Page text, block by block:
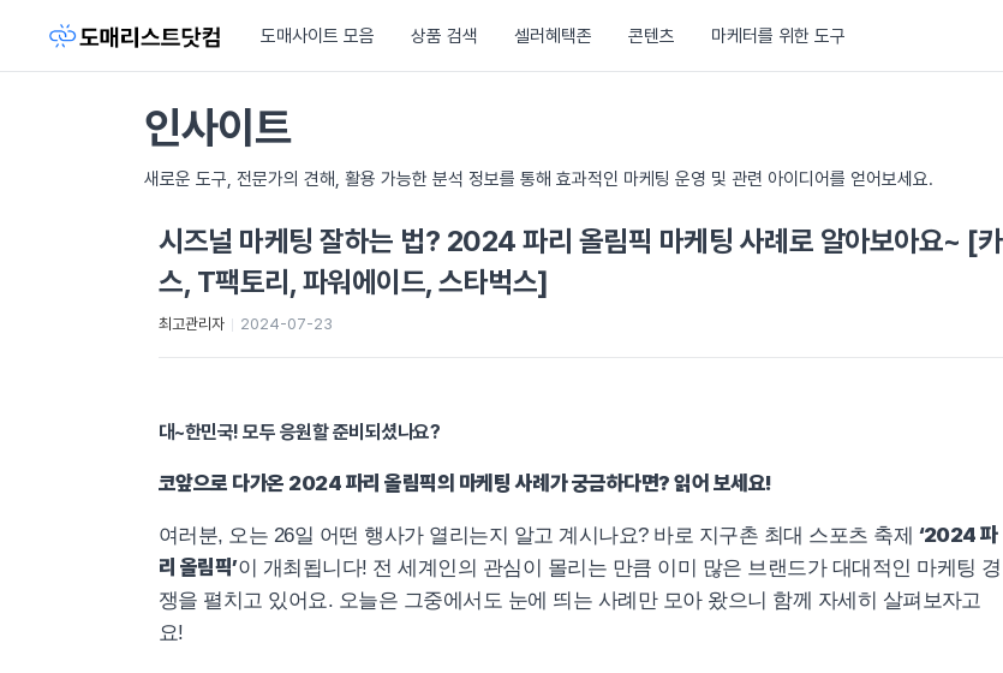
도매사이트 모음 상품 검색 셀러혜택존 콘텐츠 마케터를 위한 도구
인사이트
새로운 도구, 전문가의 견해, 활용 가능한 분석 정보를 통해 효과적인 마케팅 운영 및 관련 아이디어를 얻어보세요.
시즈널 마케팅 잘하는 법? 2024 파리 올림픽 마케팅 사례로 알아보아요~ [카
스, T팩토리, 파워에이드, 스타벅스]
최고관리자 2024-07-23
대~한민국! 모두 응원할 준비되셨나요?
코앞으로 다가온 2024 파리 올림픽의 마케팅 사례가 궁금하다면? 읽어 보세요!
여러분, 오는 26일 어떤 행사가 열리는지 알고 계시나요? 바로 지구촌 최대 스포츠 축제 ‘2024 파
리 올림픽’이 개최됩니다! 전 세계인의 관심이 몰리는 만큼 이미 많은 브랜드가 대대적인 마케팅 경
쟁을 펼치고 있어요. 오늘은 그중에서도 눈에 띄는 사례만 모아 왔으니 함께 자세히 살펴보자고
요!